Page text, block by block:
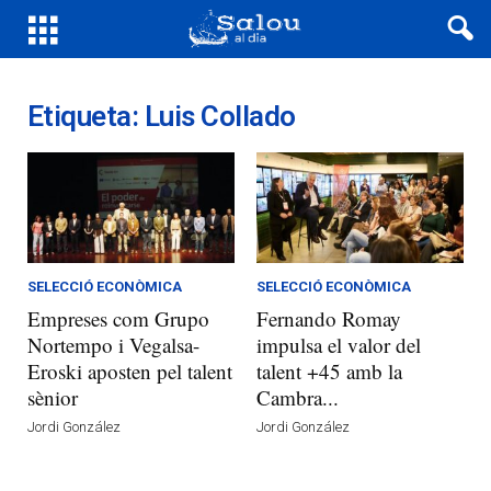
Etiqueta: Luis Collado
SELECCIÓ ECONÒMICA
Empreses com Grupo
Nortempo i Vegalsa-
Eroski aposten pel talent
sènior
Jordi González
SELECCIÓ ECONÒMICA
Fernando Romay
impulsa el valor del
talent +45 amb la
Cambra...
Jordi González